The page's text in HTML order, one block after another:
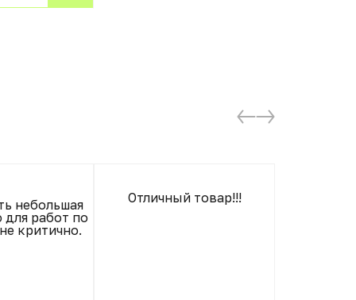
небольшая
для работ по
критично.
Отличный товар!!!